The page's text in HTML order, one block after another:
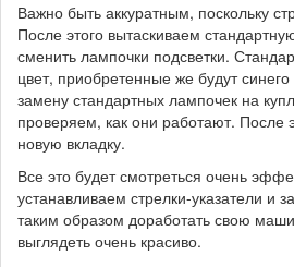
Важно быть аккуратным, поскольку
После этого вытаскиваем
сменить лампочки подсветки.
цвет, приобретенные же будут
замену стандартных лампочек на
проверяем, как они работают. После
новую вкладку.
Все это будет смотреться очень
устанавливаем стрелки-указатели и
таким образом доработать свою
выглядеть очень красиво.